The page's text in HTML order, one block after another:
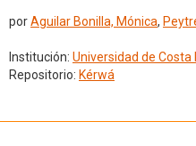
porAguilar Bonilla, Mónica,
Institución: Universidad de Costa
Repositorio: Kérwá